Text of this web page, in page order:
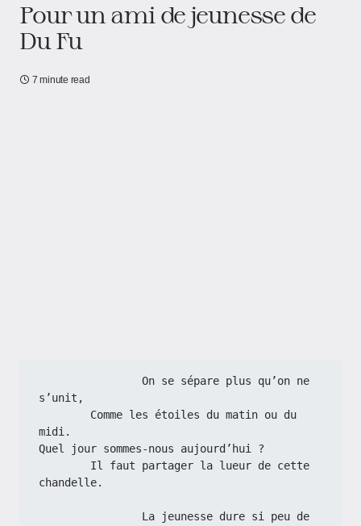
Pour un ami de jeunesse de
Du Fu
7 minute read
s’unit,
midi.
Quel jour sommes-nous aujourd’hui ?
chandelle.